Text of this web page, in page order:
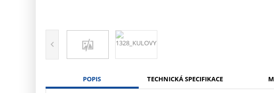
POPIS TECHNICKÁ SPECIFIKACE